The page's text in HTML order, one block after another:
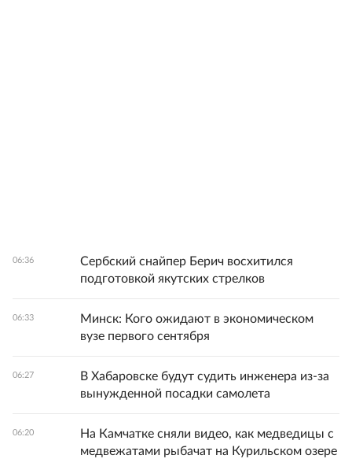
06:36
Сербский снайпер Берич восхитился
подготовкой якутских стрелков
06:33
Минск: Кого ожидают в экономическом
вузе первого сентября
06:27
В Хабаровске будут судить инженера из-за
вынужденной посадки самолета
06:20
На Камчатке сняли видео, как медведицы с
медвежатами рыбачат на Курильском озере